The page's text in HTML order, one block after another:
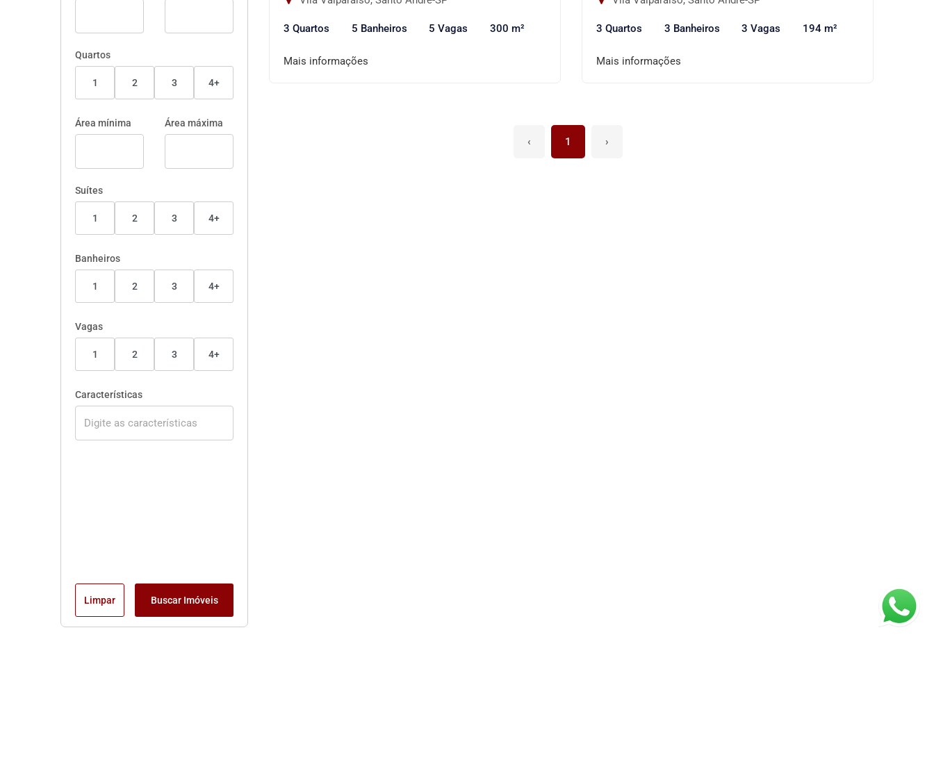
Quartos
1 2 3 4+
Área mínima Área máxima
Suítes
1 2 3 4+
Banheiros
1 2 3 4+
Vagas
1 2 3 4+
Características
Limpar Buscar Imóveis
3 Quartos 5 Banheiros 5 Vagas 300 m²
Mais informações
3 Quartos 3 Banheiros 3 Vagas 194 m²
Mais informações
‹ 1 ›